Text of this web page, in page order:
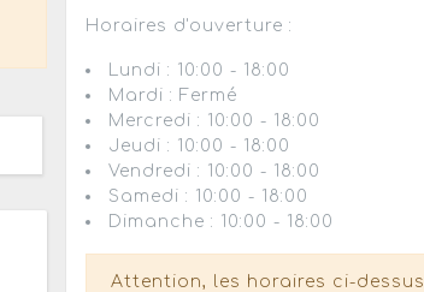
Horaires d'ouverture :
Lundi : 10:00 - 18:00
Mardi : Fermé
Mercredi : 10:00 - 18:00
Jeudi : 10:00 - 18:00
Vendredi : 10:00 - 18:00
Samedi : 10:00 - 18:00
Dimanche : 10:00 - 18:00
Attention, les horaires ci-dessus